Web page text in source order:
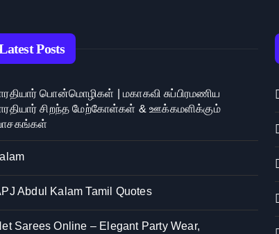
Posts
பொன்மொழிகள் | மகாகவி சுப்பிரமணிய
சிறந்த மேற்கோள்கள் & ஊக்கமளிக்கும்
Abdul Kalam Tamil Quotes
Sarees Online – Elegant Party Wear,